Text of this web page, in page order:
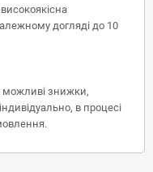
догляді до 10
можливі знижки,
в процесі